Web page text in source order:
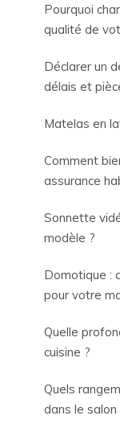
Pourquoi
qualité de
Déclarer un
délais et
Matelas en
Comment
assurance
Sonnette
modèle ?
Domotique :
pour votre
Quelle
cuisine ?
Quels
dans le salon